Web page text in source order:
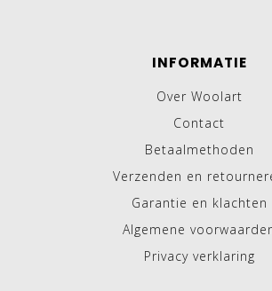
INFORMATIE
Over Woolart
Contact
Betaalmethoden
Verzenden en
Garantie en klachten
Algemene
Privacy verklaring